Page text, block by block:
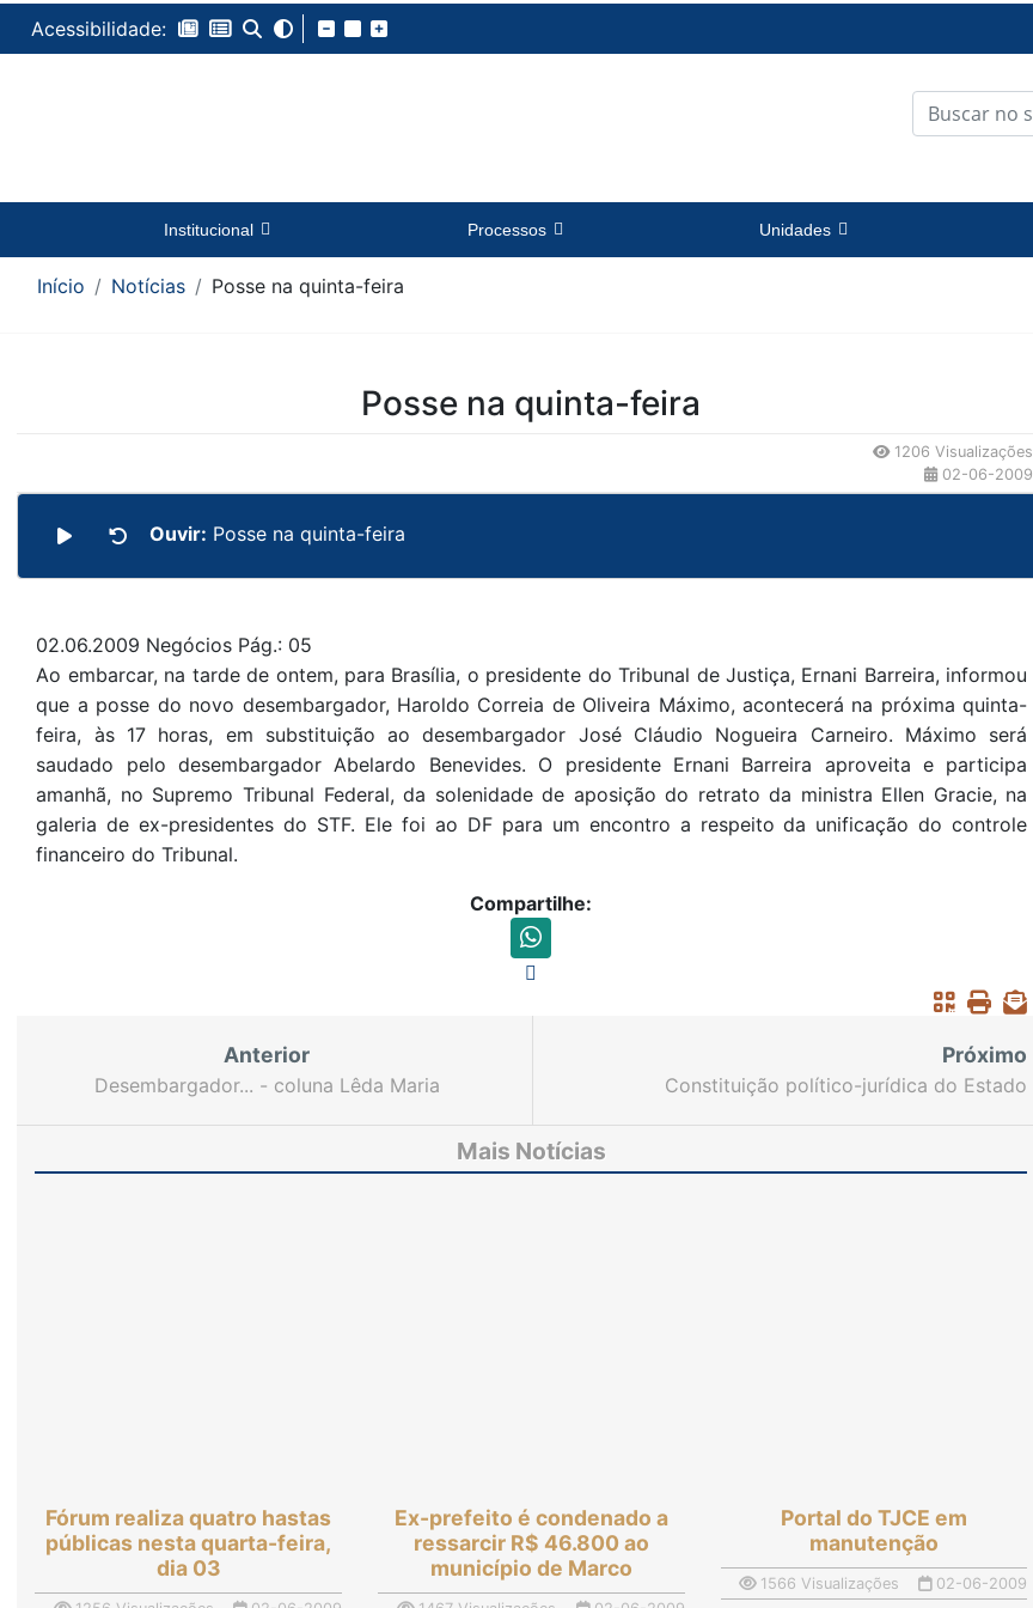
Acessibilidade:
Institucional Processos Unidades
Início Notícias Posse na quinta-feira
Posse na quinta-feira
1206 Visualizações
02-06-2009
Ouvir: Posse na quinta-feira
02.06.2009 Negócios Pág.: 05
Ao embarcar, na tarde de ontem, para Brasília, o presidente do Tribunal de Justiça, Ernani Barreira, informou
que a posse do novo desembargador, Haroldo Correia de Oliveira Máximo, acontecerá na próxima quinta-
feira, às 17 horas, em substituição ao desembargador José Cláudio Nogueira Carneiro. Máximo será
saudado pelo desembargador Abelardo Benevides. O presidente Ernani Barreira aproveita e participa
amanhã, no Supremo Tribunal Federal, da solenidade de aposição do retrato da ministra Ellen Gracie, na
galeria de ex-presidentes do STF. Ele foi ao DF para um encontro a respeito da unificação do controle
financeiro do Tribunal.
Compartilhe:
Anterior
Desembargador... - coluna Lêda Maria
Próximo
Constituição político-jurídica do Estado
Mais Notícias
Fórum realiza quatro hastas
públicas nesta quarta-feira,
dia 03
Ex-prefeito é condenado a
ressarcir R$ 46.800 ao
município de Marco
Portal do TJCE em
manutenção
1566 Visualizações 02-06-2009